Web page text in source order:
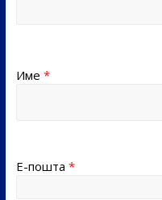
Име *
Е-пошта *